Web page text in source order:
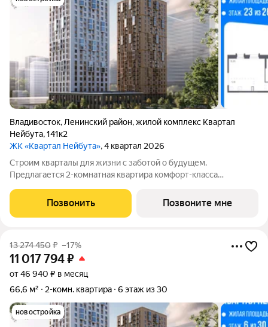
Владивосток, Ленинский район,жилой комплекс Квартал
Нейбута,141к2
ЖК «Квартал Нейбута», 4 квартал 2026
Строим кварталы для жизни с заботой о будущем.
Предлагается 2-комнатная квартира комфорт-класса
на 23-м этаже, в жилом комплексе "Квартал
Нейбута".Выбирайте свое место для счастливой жизни:
Позвонить Позвоните мне
13 274 450₽ –17%
11 017 794₽
от 46 940 ₽ в месяц
66,6 м²
2-комн. квартира 6 этаж из 30
новостройка